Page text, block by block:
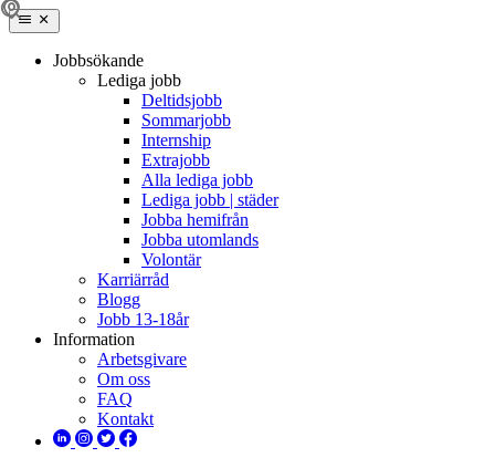
Jobbsökande
Lediga jobb
Deltidsjobb
Sommarjobb
Internship
Extrajobb
Alla lediga jobb
Lediga jobb | städer
Jobba hemifrån
Jobba utomlands
Volontär
Karriärråd
Blogg
Jobb 13-18år
Information
Arbetsgivare
Om oss
FAQ
Kontakt